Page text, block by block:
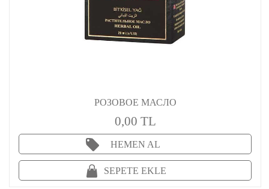
РОЗОВОЕ МАСЛО
0,00 TL
HEMEN AL
SEPETE EKLE